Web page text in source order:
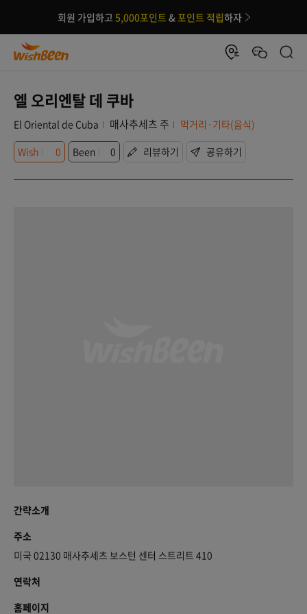
회원 가입하고 5,000포인트 &포인트 적립하자
엘 오리엔탈 데 쿠바
El Oriental de Cuba 매사추세츠 주
먹거리·기타(음식)
Wish
0 Been 0 리뷰하기 공유하기
간략소개
주소
미국 02130 매사추세츠 보스턴 센터 스트리트 410
연락처
홈페이지